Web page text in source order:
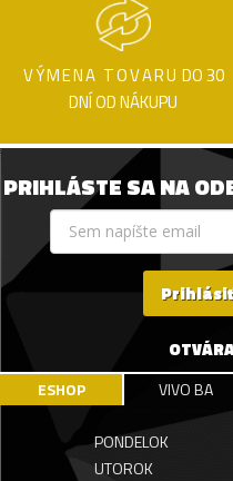
VÝMENA TOVARU DO 30
DNÍ OD NÁKUPU
PRIHLÁSTE SA NA
ESHOP VIVO BA
PONDELOK
UTOROK